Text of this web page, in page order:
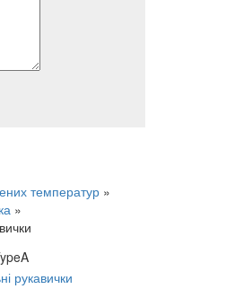
температур »
»